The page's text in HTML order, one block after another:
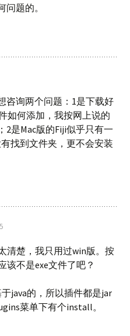
问题的。
咨询两个问题：1是下载好
如何添加，我按网上说的
2是Mac版的Fiji似乎只有一
找到文件夹，更不会安装
清楚，我只用过win版。按
该不是exe文件了吧？
java的，所以插件都是jar
菜单下有个install。